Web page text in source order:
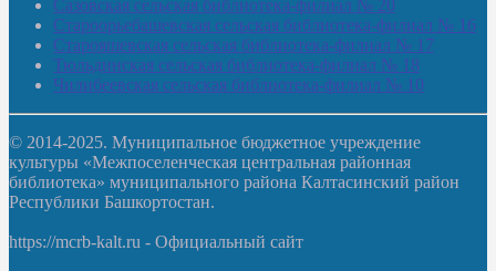
Сазовская сельская библиотека-филиал № 20
Староорьебашевская сельская библиотека-филиал № 16
Старояшевская сельская библиотека-филиал № 17
Тюльдинская сельская библиотека-филиал № 18
Чилибеевская сельская библиотека-филиал № 10
© 2014-2025. Муниципальное бюджетное учреждение
культуры «Межпоселенческая центральная районная
библиотека» муниципального района Калтасинский район
Республики Башкортостан.
https://mcrb-kalt.ru - Официальный сайт